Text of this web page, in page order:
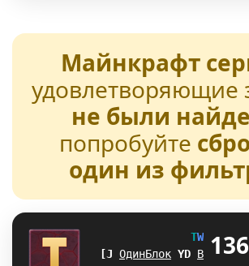
Майнкрафт
удовлетворяющие
не были
попробуйте
один из
TW NT UR E
^[ ОдинБлок MZ 136